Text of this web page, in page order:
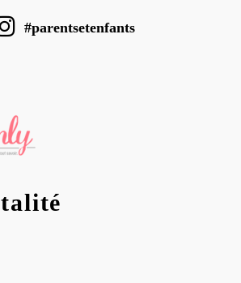
#parentsetenfants